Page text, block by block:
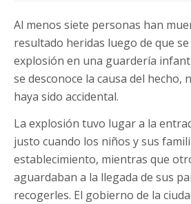
Al menos siete personas han
resultado heridas luego de que
explosión en una guardería
se desconoce la causa del hecho,
haya sido accidental.
La explosión tuvo lugar a la
justo cuando los niños y sus
establecimiento, mientras que
aguardaban a la llegada de sus
recogerles. El gobierno de la